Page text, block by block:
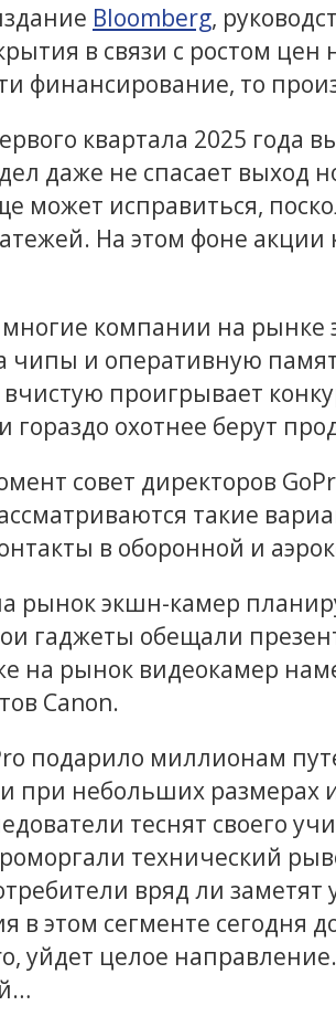
Bloomberg,
в связи с ростом
финансирование, то
квартала 2025 года
даже не спасает выход
может исправиться,
На этом фоне
многие компании на рынке
чипы и оперативную
проигрывает
гораздо охотнее берут
совет директоров
такие
в оборонной и
рынок экшн-камер
гаджеты обещали
на рынок видеокамер
Canon.
подарило миллионам
при небольших размерах
теснят своего
технический
вряд ли заметят
в этом сегменте сегодня
уйдет целое